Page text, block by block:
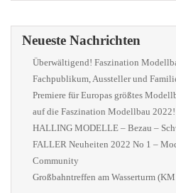
Neueste Nachrichten
Überwältigend! Faszination
Fachpublikum, Aussteller und
Premiere für Europas größtes
auf die Faszination Modellbau 2022!
HALLING MODELLE – Bezau –
FALLER Neuheiten 2022 No 1 –
Community
Großbahntreffen am Wasserturm